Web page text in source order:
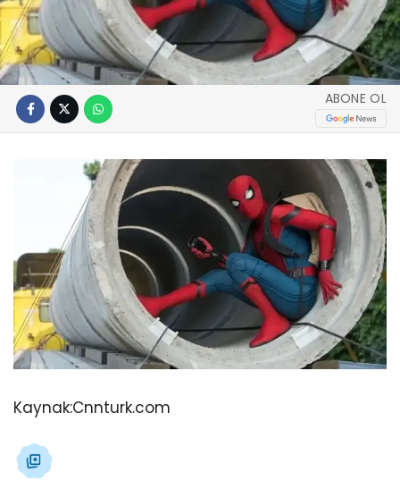
ABONE OL
Kaynak:Cnnturk.com